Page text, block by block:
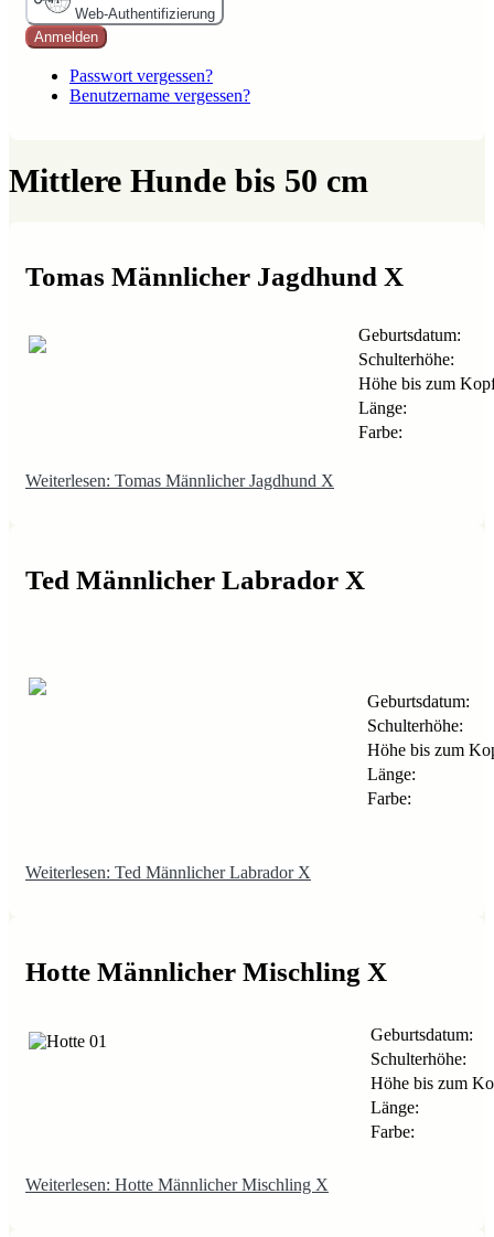
Web-Authentifizierung
Anmelden
Passwort vergessen?
Benutzername vergessen?
Mittlere Hunde bis 50 cm
Tomas Männlicher Jagdhund X
Geburtsdatum:
Schulterhöhe:
Höhe bis zum
Länge:
Farbe:
Weiterlesen: Tomas Männlicher Jagdhund X
Ted Männlicher Labrador X
Geburtsdatum:
Schulterhöhe:
Höhe bis zum
Länge:
Farbe:
Weiterlesen: Ted Männlicher Labrador X
Hotte Männlicher Mischling X
Geburtsdatum:
Schulterhöhe:
Höhe bis zum
Länge:
Farbe:
Weiterlesen: Hotte Männlicher Mischling X